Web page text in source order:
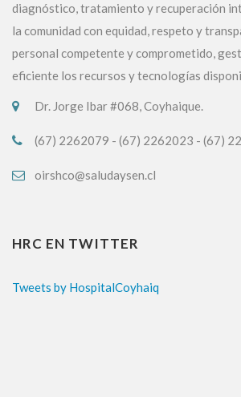
diagnóstico, tratamiento y recuperación
la comunidad con equidad, respeto y
personal competente y comprometido,
eficiente los recursos y tecnologías
Dr. Jorge Ibar #068, Coyhaique.
(67) 2262079 - (67) 2262023 - (67)
oirshco@saludaysen.cl
HRC EN TWITTER
Tweets by HospitalCoyhaiq